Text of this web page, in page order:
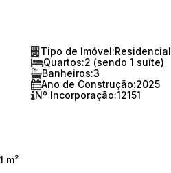
para split
Tipo de Imóvel:Residencial
Quartos:2 (sendo 1 suíte)
Banheiros:3
Ano de Construção:2025
Nº Incorporação:12151
m²